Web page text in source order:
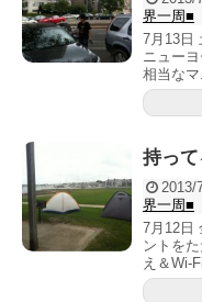
界一周■
7月13日
ニュー
相当な
持っ
2013/
界一周■
7月12日
ントを
え＆Wi-